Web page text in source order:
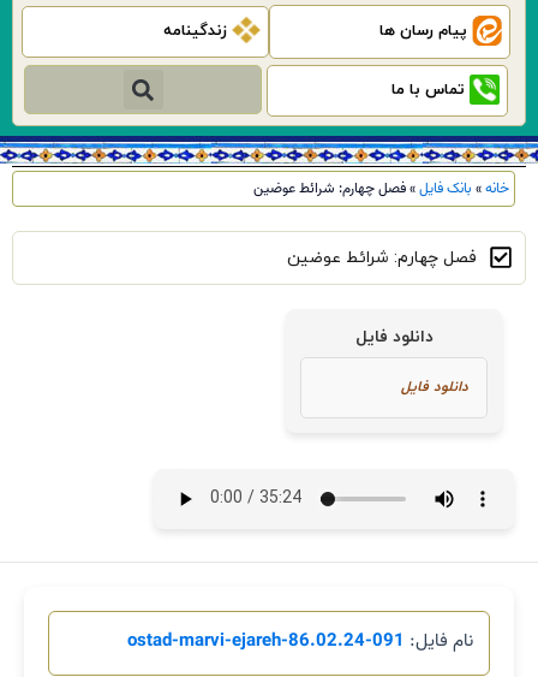
پیام رسان ها زندگینامه
تماس با ما جستجو
خانه» بانک فایل»فصل چهارم: شرائط عوضین
فصل چهارم: شرائط عوضین
دانلود فایل
نام فایل: 091-86.02.24-ostad-marvi-ejareh